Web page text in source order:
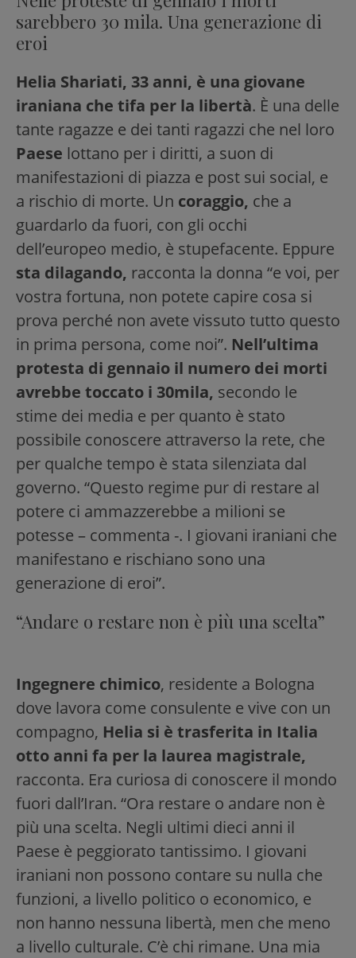
sarebbero 30 mila. Una generazione di
eroi
Helia Shariati, 33 anni, è una giovane
iraniana che tifa per la libertà. È una delle
tante ragazze e dei tanti ragazzi che nel loro
Paese lottano per i diritti, a suon di
manifestazioni di piazza e post sui social, e
a rischio di morte. Un coraggio, che a
guardarlo da fuori, con gli occhi
dell’europeo medio, è stupefacente. Eppure
sta dilagando, racconta la donna “e voi, per
vostra fortuna, non potete capire cosa si
prova perché non avete vissuto tutto questo
in prima persona, come noi”. Nell’ultima
protesta di gennaio il numero dei morti
avrebbe toccato i 30mila, secondo le
stime dei media e per quanto è stato
possibile conoscere attraverso la rete, che
per qualche tempo è stata silenziata dal
governo. “Questo regime pur di restare al
potere ci ammazzerebbe a milioni se
potesse – commenta -. I giovani iraniani che
manifestano e rischiano sono una
generazione di eroi”.
“Andare o restare non è più una scelta”
Ingegnere chimico, residente a Bologna
dove lavora come consulente e vive con un
compagno, Helia si è trasferita in Italia
otto anni fa per la laurea magistrale,
racconta. Era curiosa di conoscere il mondo
fuori dall’Iran. “Ora restare o andare non è
più una scelta. Negli ultimi dieci anni il
Paese è peggiorato tantissimo. I giovani
iraniani non possono contare su nulla che
funzioni, a livello politico o economico, e
non hanno nessuna libertà, men che meno
a livello culturale. C’è chi rimane. Una mia